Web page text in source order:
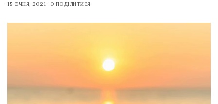
15 СІЧНЯ, 2021
0 ПОДІЛИТИСЯ